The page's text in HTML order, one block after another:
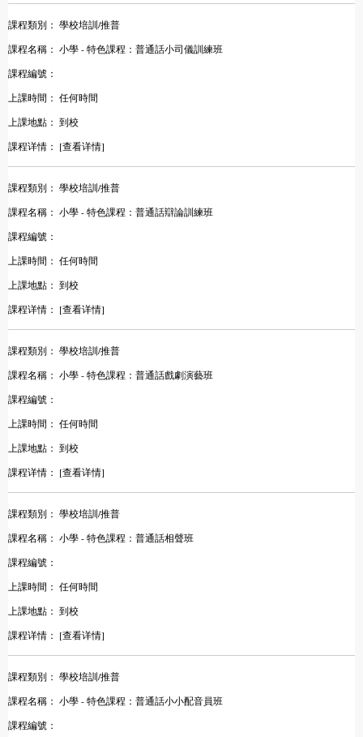
課程類別： 學校培訓/推普
課程名稱： 小學 - 特色課程：普通話小司儀訓練班
課程編號：
上課時間： 任何時間
上課地點： 到校
課程详情： [查看详情]
課程類別： 學校培訓/推普
課程名稱： 小學 - 特色課程：普通話辯論訓練班
課程編號：
上課時間： 任何時間
上課地點： 到校
課程详情： [查看详情]
課程類別： 學校培訓/推普
課程名稱： 小學 - 特色課程：普通話戲劇演藝班
課程編號：
上課時間： 任何時間
上課地點： 到校
課程详情： [查看详情]
課程類別： 學校培訓/推普
課程名稱： 小學 - 特色課程：普通話相聲班
課程編號：
上課時間： 任何時間
上課地點： 到校
課程详情： [查看详情]
課程類別： 學校培訓/推普
課程名稱： 小學 - 特色課程：普通話小小配音員班
課程編號：